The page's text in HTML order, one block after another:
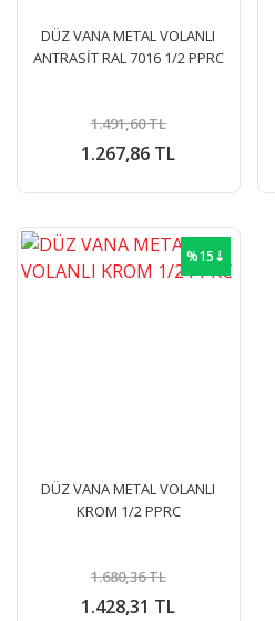
DÜZ VANA METAL VOLANLI
ANTRASİT RAL 7016 1/2 PPRC
1.267,86 TL
1.491,60 TL
%15⇣
DÜZ VANA METAL VOLANLI
KROM 1/2 PPRC
1.428,31 TL
1.680,36 TL